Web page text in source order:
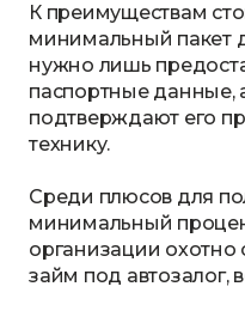
К преимуществам
минимальный пакет
нужно лишь
паспортные данные,
подтверждают его
технику.
Среди плюсов для
минимальный
организации
займ под автозалог,